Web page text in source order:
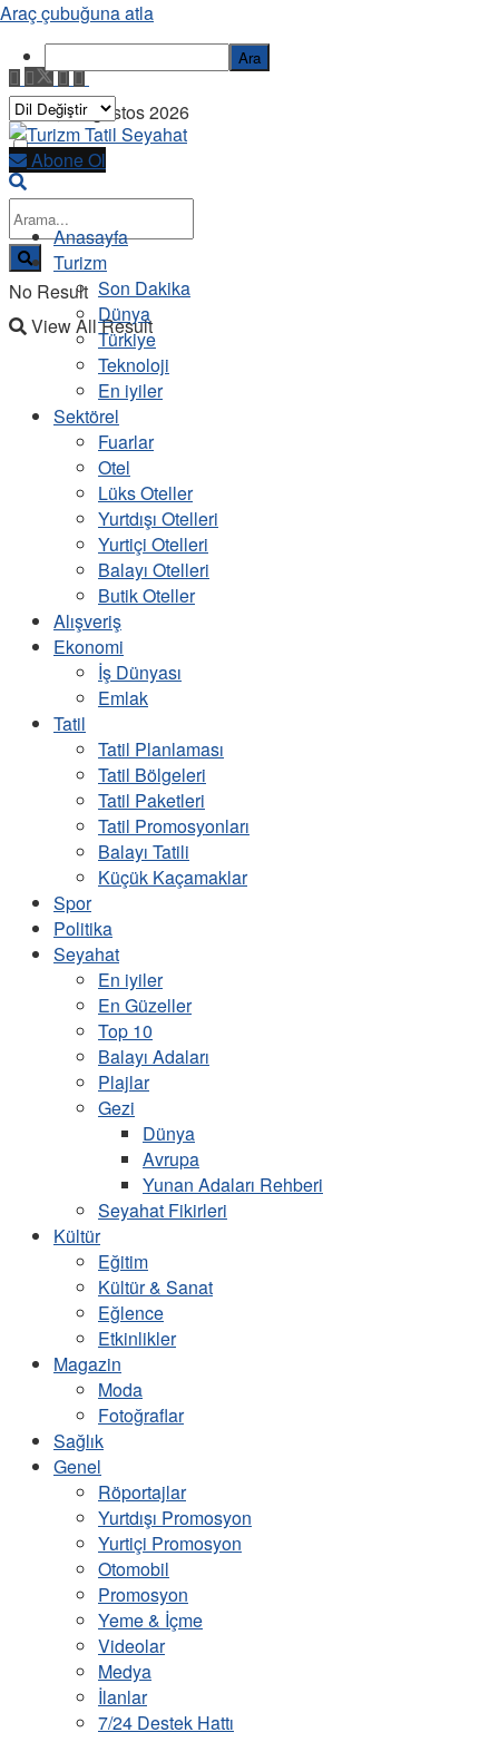
Cuma, 7 Ağustos 2026
No Result
View All Result
Abone Ol
Anasayfa
Turizm
Son Dakika
Dünya
Türkiye
Teknoloji
En iyiler
Sektörel
Fuarlar
Otel
Lüks Oteller
Yurtdışı Otelleri
Yurtiçi Otelleri
Balayı Otelleri
Butik Oteller
Alışveriş
Ekonomi
İş Dünyası
Emlak
Tatil
Tatil Planlaması
Tatil Bölgeleri
Tatil Paketleri
Tatil Promosyonları
Balayı Tatili
Küçük Kaçamaklar
Spor
Politika
Seyahat
En iyiler
En Güzeller
Top 10
Balayı Adaları
Plajlar
Gezi
Dünya
Avrupa
Yunan Adaları Rehberi
Seyahat Fikirleri
Kültür
Eğitim
Kültür & Sanat
Eğlence
Etkinlikler
Magazin
Moda
Fotoğraflar
Sağlık
Genel
Röportajlar
Yurtdışı Promosyon
Yurtiçi Promosyon
Otomobil
Promosyon
Yeme & İçme
Videolar
Medya
İlanlar
7/24 Destek Hattı
Araç çubuğuna atla
Ara